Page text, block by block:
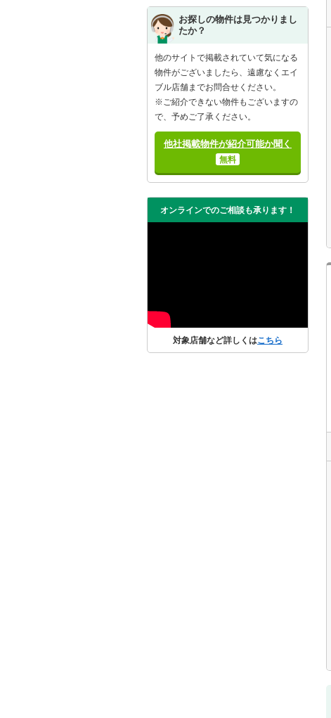
お探しの物件は見つかりまし
たか？
他のサイトで掲載されていて気になる
物件がございましたら、遠慮なくエイ
ブル店舗までお問合せください。
※ご紹介できない物件もございますの
で、予めご了承ください。
他社掲載物件が紹介可能か聞く
無料
オンラインでのご相談も承ります！
対象店舗など詳しくはこちら